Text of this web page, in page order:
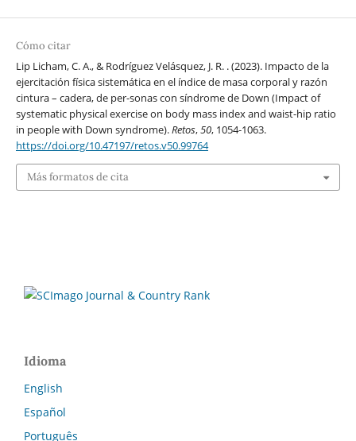
Cómo citar
Lip Licham, C. A., & Rodríguez Velásquez, J. R. . (2023). Impacto de la
ejercitación física sistemática en el índice de masa corporal y razón
cintura – cadera, de per-sonas con síndrome de Down (Impact of
systematic physical exercise on body mass index and waist-hip ratio
in people with Down syndrome).Retos,50, 1054-1063.
https://doi.org/10.47197/retos.v50.99764
Más formatos de cita
Idioma
English
Español
Português